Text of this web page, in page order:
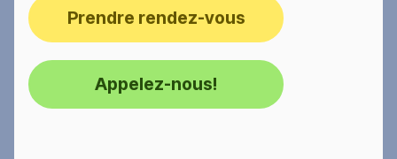
Prendre rendez-vous
Appelez-nous!